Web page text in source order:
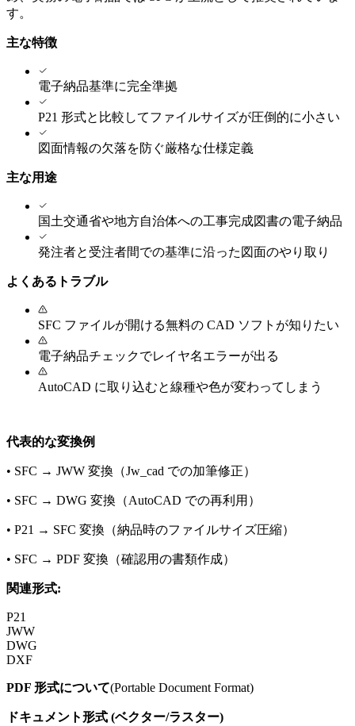
す。
主な特徴
電子納品基準に完全準拠
P21 形式と比較してファイルサイズが圧倒的に小さい
図面情報の欠落を防ぐ厳格な仕様定義
主な用途
国土交通省や地方自治体への工事完成図書の電子納品
発注者と受注者間での基準に沿った図面のやり取り
よくあるトラブル
SFC ファイルが開ける無料の CAD ソフトが知りたい
電子納品チェックでレイヤ名エラーが出る
AutoCAD に取り込むと線種や色が変わってしまう
代表的な変換例
• SFC → JWW 変換（Jw_cad での加筆修正）
• SFC → DWG 変換（AutoCAD での再利用）
• P21 → SFC 変換（納品時のファイルサイズ圧縮）
• SFC → PDF 変換（確認用の書類作成）
関連形式:
P21
JWW
DWG
DXF
PDF 形式について(Portable Document Format)
ドキュメント形式 (ベクター/ラスター)